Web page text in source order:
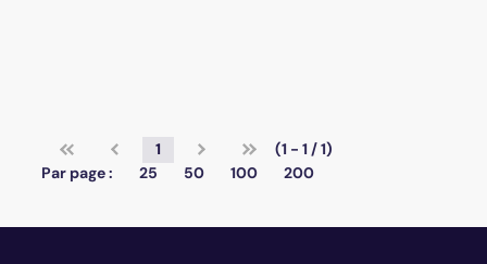
1
(1 - 1 / 1)
Par page :
25 50 100 200